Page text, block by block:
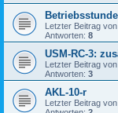
Letzter Beitrag von
Antworten: 8
USM-RC-3:
Letzter Beitrag von
Antworten: 3
AKL-10-r
Letzter Beitrag von